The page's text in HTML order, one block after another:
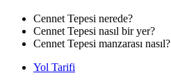
Cennet Tepesi nerede?
Cennet Tepesi nasıl bir yer?
Cennet Tepesi manzarası nasıl?
Yol Tarifi